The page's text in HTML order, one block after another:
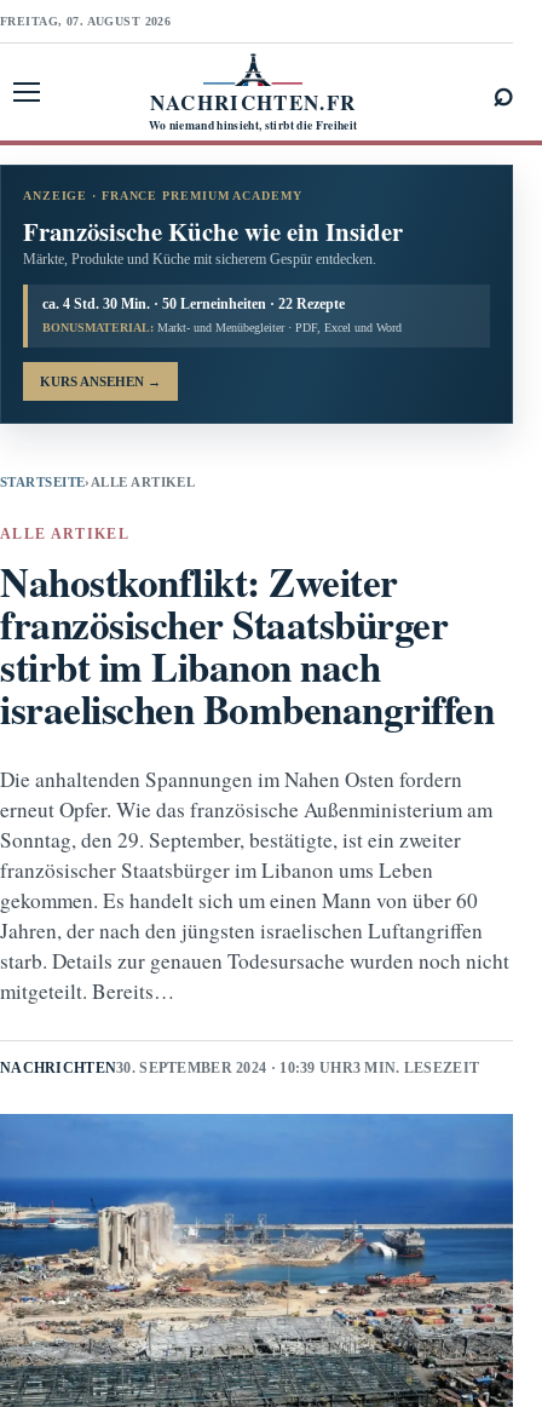
FREITAG, 07. AUGUST 2026
NACHRICHTEN.FR
Wo niemand hinsieht, stirbt die Freiheit
⌕
ANZEIGE · FRANCE PREMIUM ACADEMY
Französische Küche wie ein Insider
Märkte, Produkte und Küche mit sicherem Gespür entdecken.
ca. 4 Std. 30 Min. · 50 Lerneinheiten · 22 Rezepte
BONUSMATERIAL: Markt- und Menübegleiter · PDF, Excel und Word
KURS ANSEHEN →
STARTSEITE› ALLE ARTIKEL
ALLE ARTIKEL
Nahostkonflikt: Zweiter
französischer Staatsbürger
stirbt im Libanon nach
israelischen Bombenangriffen
Die anhaltenden Spannungen im Nahen Osten fordern
erneut Opfer. Wie das französische Außenministerium am
Sonntag, den 29. September, bestätigte, ist ein zweiter
französischer Staatsbürger im Libanon ums Leben
gekommen. Es handelt sich um einen Mann von über 60
Jahren, der nach den jüngsten israelischen Luftangriffen
starb. Details zur genauen Todesursache wurden noch nicht
mitgeteilt. Bereits…
NACHRICHTEN30. SEPTEMBER 2024 · 10:39 UHR3 MIN. LESEZEIT